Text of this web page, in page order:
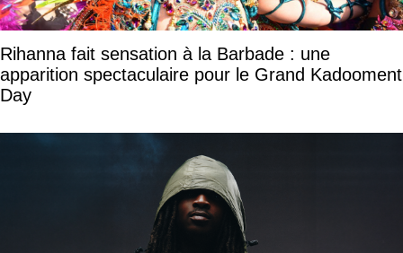
Rihanna fait sensation à la Barbade : une
apparition spectaculaire pour le Grand Kadooment
Day